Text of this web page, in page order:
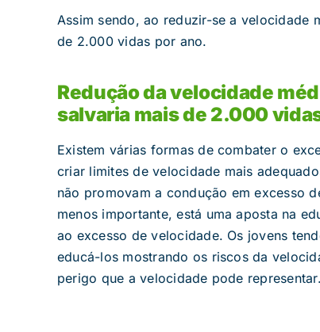
Assim sendo, ao reduzir-se a velocidade
de 2.000 vidas por ano.
Redução da velocidade
salvaria mais de 2.000
Existem várias formas de combater o
criar limites de velocidade mais
não promovam a condução em excesso
menos importante, está uma aposta na
ao excesso de velocidade. Os jovens
educá-los mostrando os riscos da
perigo que a velocidade pode representar.